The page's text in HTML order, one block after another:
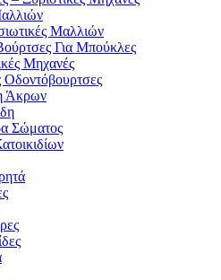
Μαλλιών
Για Μπούκλες
Μηχανές
Οδοντόβουρτσες
Άκρων
Σώματος